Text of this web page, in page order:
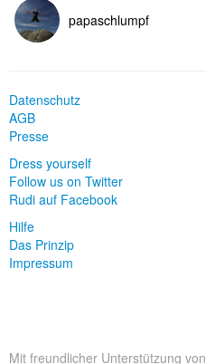
papaschlumpf
Datenschutz
AGB
Presse
Dress yourself
Follow us on Twitter
Rudi auf Facebook
Hilfe
Das Prinzip
Impressum
Mit freundlicher Unterstützung von